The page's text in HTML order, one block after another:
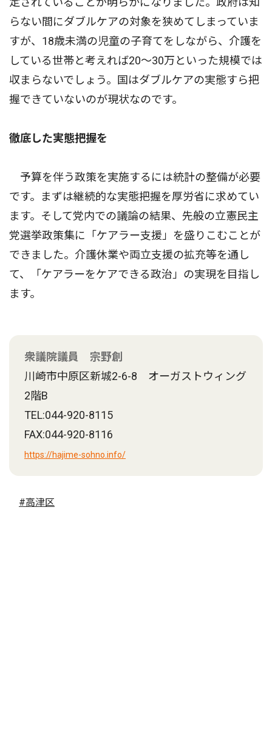
らない間にダブルケアの対象を狭めてしまっていま
すが、18歳未満の児童の子育てをしながら、介護を
している世帯と考えれば20〜30万といった規模では
収まらないでしょう。国はダブルケアの実態すら把
握できていないのが現状なのです。
徹底した実態把握を
予算を伴う政策を実施するには統計の整備が必要
です。まずは継続的な実態把握を厚労省に求めてい
ます。そして党内での議論の結果、先般の立憲民主
党選挙政策集に「ケアラー支援」を盛りこむことが
できました。介護休業や両立支援の拡充等を通し
て、「ケアラーをケアできる政治」の実現を目指し
ます。
衆議院議員 宗野創
川崎市中原区新城2-6-8 オーガストウィング
2階B
TEL:044-920-8115
FAX:044-920-8116
https://hajime-sohno.info/
#高津区